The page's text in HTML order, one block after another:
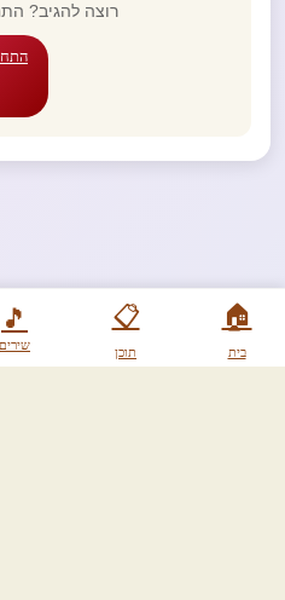
🏠
בית
📋
תוכן
🎵
שירים
רוצה להגיב?